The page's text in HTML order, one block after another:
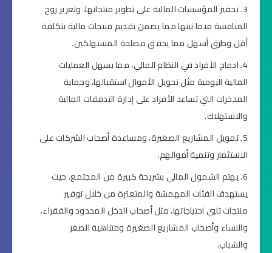
تحفيز المؤسسات المالية على تطوير منتجاتها، وتعزيز روح
المنافسة فيما بينها مما يضمن تقديم منتجات مالية بتكلفة
أقل وطرق أسهل مما يحقق مصلحة المستهلكين.
ادماج الأفراد في النظام المالي، مما يسهل العمليات
المالية اليومية مثل تحويل الأموال استقبالها، وحماية
المدخرات التي تساعد الأفراد على إدارة التدفقات المالية
والاستهلاك.
تمويل المشاريع الصغيرة، ومساعدة أصحاب الشركات على
الاستثمار وتنمية أموالهم.
يهتم الشمول المالي بشريحة كبيرة من المجتمع، حيث
يستهدف الفئات المهمشة والمتعثرة من خلال توفير
منتجات تلبي احتياجاتها، مثل أصحاب الدخل المحدود والفقراء،
والنساء وأصحاب المشاريع الصغيرة ومتناهية الصغر
والشباب.